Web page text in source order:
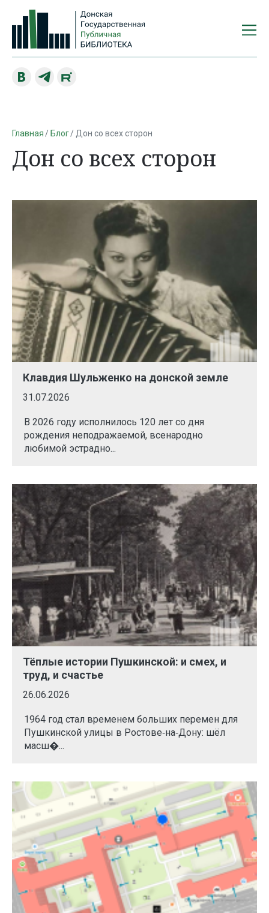
Главная Блог Дон со всех сторон
Дон со всех сторон
Клавдия Шульженко на донской земле
31.07.2026
В 2026 году исполнилось 120 лет со дня
рождения неподражаемой, всенародно
любимой эстрадно...
Тёплые истории Пушкинской: и смех, и
труд, и счастье
26.06.2026
1964 год стал временем больших перемен для
Пушкинской улицы в Ростове‑на‑Дону: шёл
масш�...